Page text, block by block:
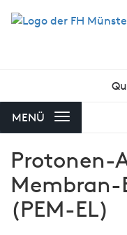
Ich suche nach
MENÜ
Protonen-
Membran-
(PEM-EL)